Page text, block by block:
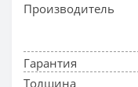
Производитель
Гарантия
Толщина